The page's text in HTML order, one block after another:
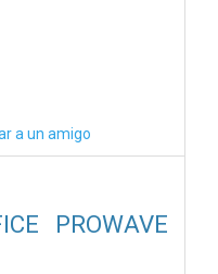
a un amigo
PROWAVE